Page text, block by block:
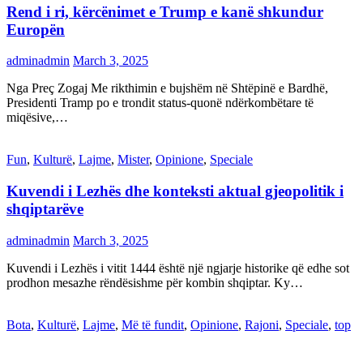
Rend i ri, kërcënimet e Trump e kanë shkundur
Europën
adminadmin March 3, 2025
Nga Preç Zogaj Me rikthimin e bujshëm në Shtëpinë e Bardhë,
Presidenti Tramp po e trondit status-quonë ndërkombëtare të
miqësive,…
Fun, Kulturë, Lajme, Mister, Opinione, Speciale
Kuvendi i Lezhës dhe konteksti aktual gjeopolitik i
shqiptarëve
adminadmin March 3, 2025
Kuvendi i Lezhës i vitit 1444 është një ngjarje historike që edhe sot
prodhon mesazhe rëndësishme për kombin shqiptar. Ky…
Bota, Kulturë, Lajme, Më të fundit, Opinione, Rajoni, Speciale, top